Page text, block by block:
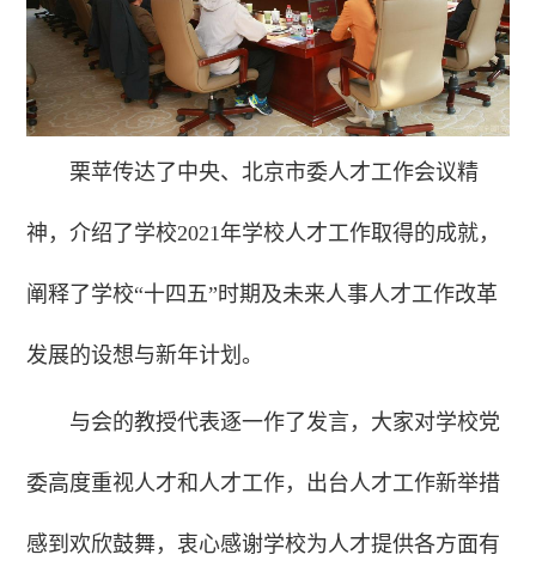
栗苹传达了中央、北京市委人才工作会议精
神，介绍了学校2021年学校人才工作取得的成就，
阐释了学校“十四五”时期及未来人事人才工作改革
发展的设想与新年计划。
与会的教授代表逐一作了发言，大家对学校党
委高度重视人才和人才工作，出台人才工作新举措
感到欢欣鼓舞，衷心感谢学校为人才提供各方面有